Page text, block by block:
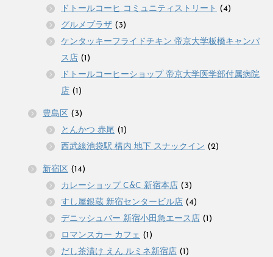
ドトールコーヒ コミュニティストリート (4)
グルメプラザ (3)
ケンタッキーフライドチキン 帝京大学板橋キャンパ
ス店 (1)
ドトールコーヒーショップ 帝京大学医学部付属病院
店 (1)
豊島区 (3)
とんかつ 赤尾 (1)
西武線池袋駅 構内 地下 スナックイン (2)
新宿区 (14)
カレーショップ C&C 新宿本店 (3)
すし屋銀蔵 新宿センタービル店 (4)
デニッシュバー 新宿小田急エース店 (1)
ロマンスカー カフェ (1)
だし茶漬け えん ルミネ新宿店 (1)